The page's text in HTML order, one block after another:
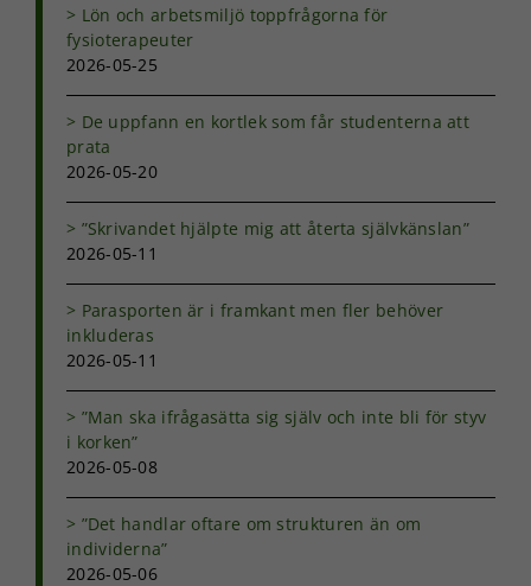
Lön och arbetsmiljö toppfrågorna för
fysioterapeuter
2026-05-25
De uppfann en kortlek som får studenterna att
prata
2026-05-20
”Skrivandet hjälpte mig att återta självkänslan”
2026-05-11
Parasporten är i framkant men fler behöver
inkluderas
2026-05-11
”Man ska ifrågasätta sig själv och inte bli för styv
i korken”
2026-05-08
”Det handlar oftare om strukturen än om
individerna”
2026-05-06
Dessa kakor
går inte att
taget ska
hemsidans
uppbyggnad,
baserat på